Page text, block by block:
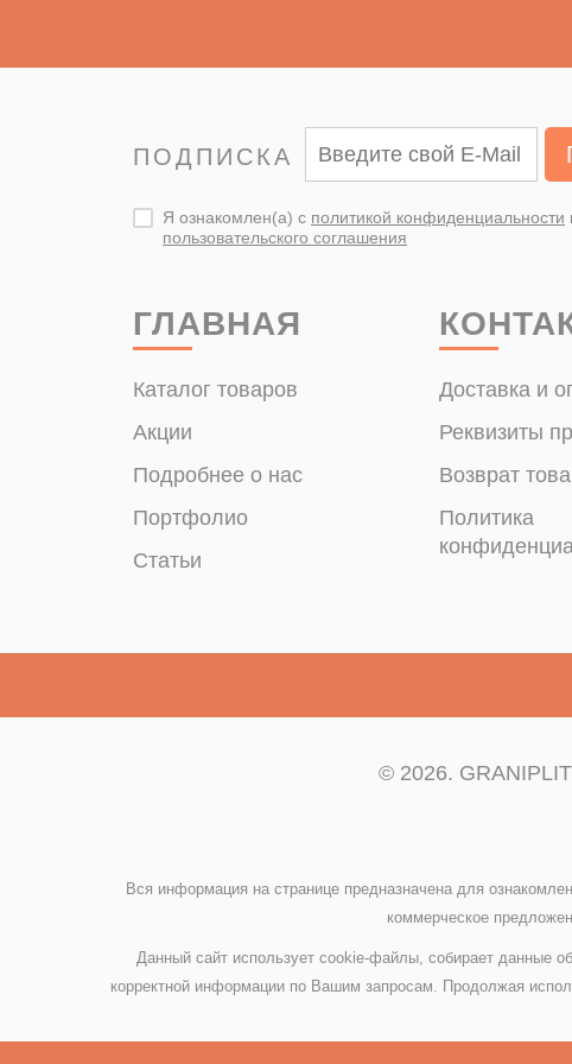
ПОДПИСКА
Я ознакомлен(а) с политикой конфиденциальности
пользовательского соглашения
ГЛАВНАЯ
Каталог товаров
Акции
Подробнее о нас
Портфолио
Статьи
Доставка и
Реквизиты
Возврат
Политика
© 2026.
Вся информация на странице предназначена для
коммерческое
Данный сайт использует cookie-файлы, собирает данные
корректной информации по Вашим запросам. Продолжая